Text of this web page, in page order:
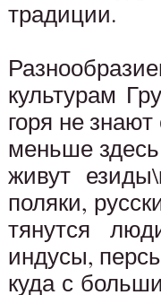
традиции.
культурам
горя не
меньше
живут
поляки,
тянутся
индусы,
куда с